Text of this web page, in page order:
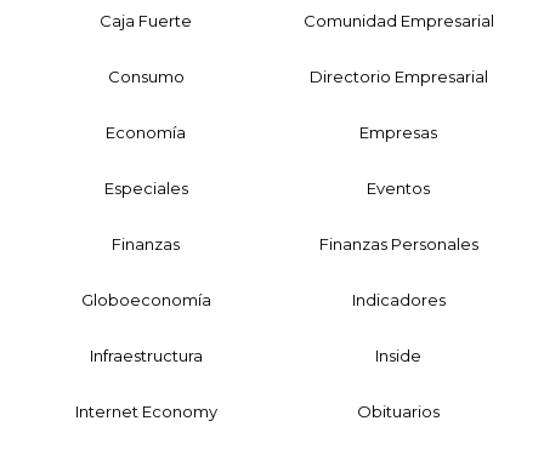
Caja Fuerte Comunidad Empresarial
Consumo Directorio Empresarial
Economía Empresas
Especiales Eventos
Finanzas Finanzas Personales
Globoeconomía Indicadores
Infraestructura Inside
Internet Economy Obituarios